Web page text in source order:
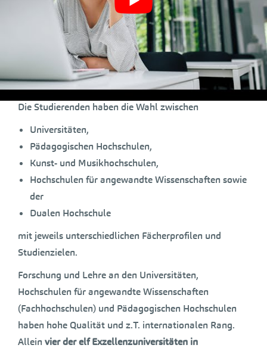
Vielfalt an Hochschulen:
Baden-Württemberg bietet mit seiner differenzierten
Hochschullandschaft eine Fülle von
Studienmöglichkeiten.
Die Studierenden haben die Wahl zwischen
Universitäten,
Pädagogischen Hochschulen,
Kunst- und Musikhochschulen,
Hochschulen für angewandte Wissenschaften sowie
der
Dualen Hochschule
mit jeweils unterschiedlichen Fächerprofilen und
Studienzielen.
Forschung und Lehre an den Universitäten,
Hochschulen für angewandte Wissenschaften
(Fachhochschulen) und Pädagogischen Hochschulen
haben hohe Qualität und z.T. internationalen Rang.
Allein vier der elf Exzellenzuniversitäten in